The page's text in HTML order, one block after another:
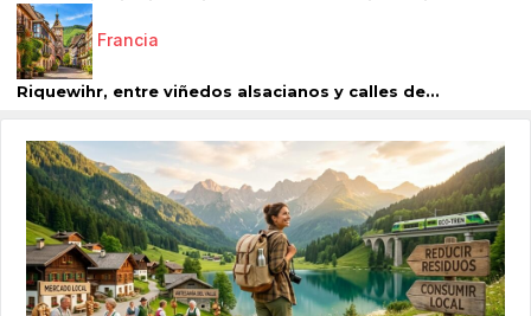
Francia
Riquewihr, entre viñedos alsacianos y calles de...